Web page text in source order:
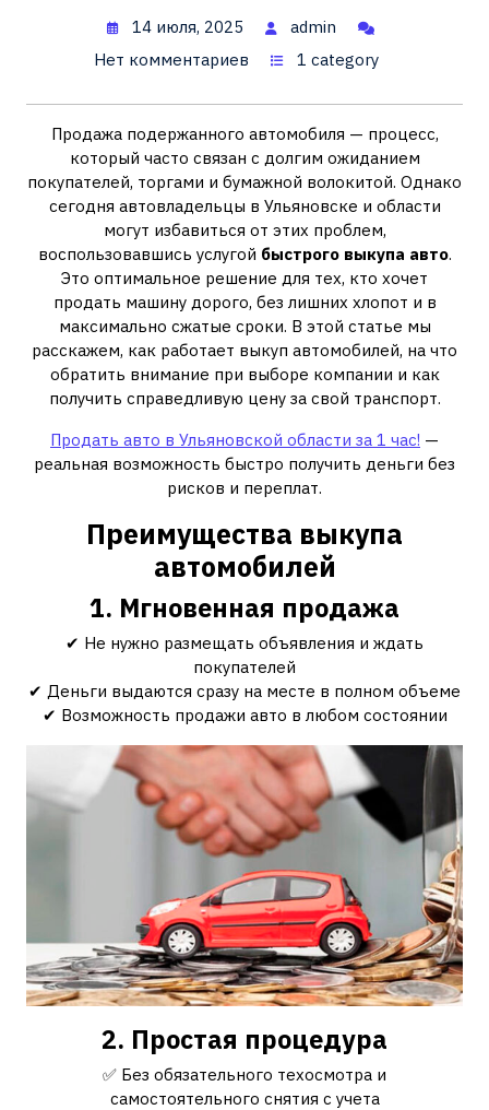
14 июля, 2025
admin
Нет комментариев
1 category
Продажа подержанного автомобиля — процесс,
который часто связан с долгим ожиданием
покупателей, торгами и бумажной волокитой. Однако
сегодня автовладельцы в Ульяновске и области
могут избавиться от этих проблем,
воспользовавшись услугой быстрого выкупа авто.
Это оптимальное решение для тех, кто хочет
продать машину дорого, без лишних хлопот и в
максимально сжатые сроки. В этой статье мы
расскажем, как работает выкуп автомобилей, на что
обратить внимание при выборе компании и как
получить справедливую цену за свой транспорт.
Продать авто в Ульяновской области за 1 час! —
реальная возможность быстро получить деньги без
рисков и переплат.
Преимущества выкупа
автомобилей
1. Мгновенная продажа
✔ Не нужно размещать объявления и ждать
покупателей
✔ Деньги выдаются сразу на месте в полном объеме
✔ Возможность продажи авто в любом состоянии
2. Простая процедура
✅ Без обязательного техосмотра и
самостоятельного снятия с учета